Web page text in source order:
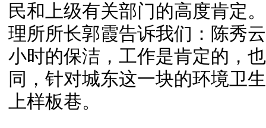
民和上级有关部门的高度肯定
理所所长郭霞告诉我们：陈秀
小时的保洁，工作是肯定的，
同，针对城东这一块的环境卫
上样板巷。